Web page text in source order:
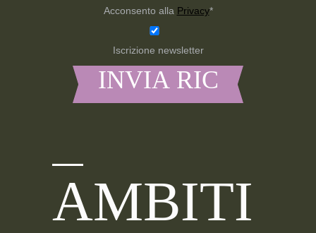
Acconsento alla Privacy*
Iscrizione newsletter
AMBITI